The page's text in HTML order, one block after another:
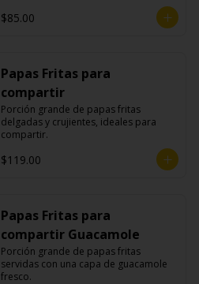
$85.00
Papas Fritas para
compartir
Porción grande de papas fritas
delgadas y crujientes, ideales para
compartir.
$119.00
Papas Fritas para
compartir Guacamole
Porción grande de papas fritas
servidas con una capa de guacamole
fresco.